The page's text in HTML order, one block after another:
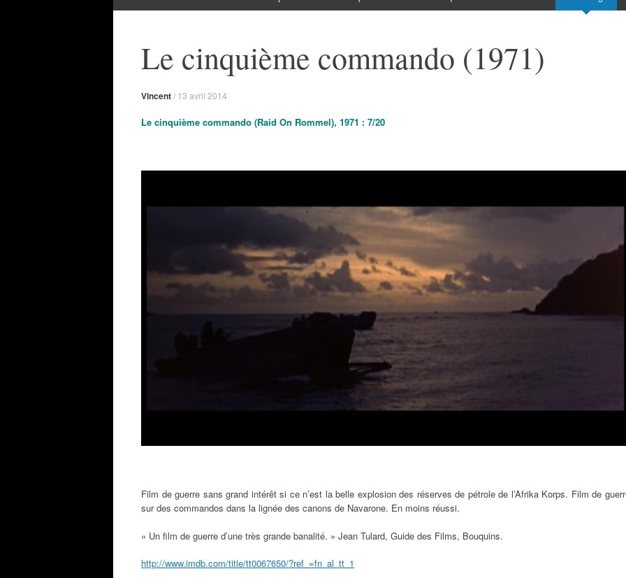
Le cinquième commando (1971)
Vincent/ 13 avril 2014
Le cinquième commando (Raid On Rommel), 1971 : 7/20
Film de guerre sans grand intérêt si ce n’est la belle explosion des réserves de pétrole de l’Afrika Korps. Film de
sur des commandos dans la lignée des canons de Navarone. En moins réussi.
« Un film de guerre d’une très grande banalité. » Jean Tulard, Guide des Films, Bouquins.
http://www.imdb.com/title/tt0067650/?ref_=fn_al_tt_1